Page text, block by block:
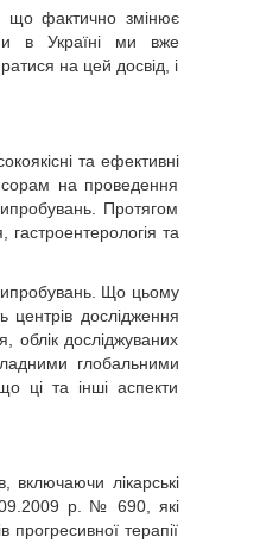
що фактично змінює
в Україні ми вже
на цей досвід, і
та ефективні
на проведення
Протягом
та
Що цьому
центрів дослідження
облік досліджуваних
глобальними
ці та інші аспекти
включаючи лікарські
р. № 690, які
терапії